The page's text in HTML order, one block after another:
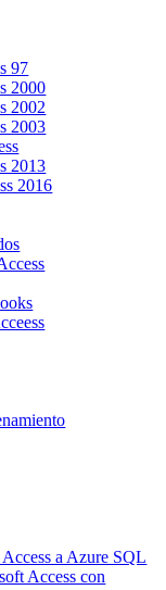
97
2000
2002
2003
2013
2016
a Azure SQL
Access con